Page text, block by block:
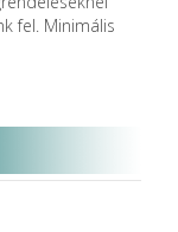
fel. Minimális